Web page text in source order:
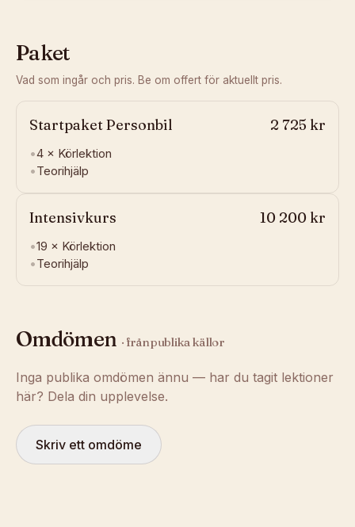
Paket
Vad som ingår och pris. Be om offert för aktuellt pris.
Startpaket Personbil 2 725 kr
•4 × Körlektion
•Teorihjälp
Intensivkurs 10 200 kr
•19 × Körlektion
•Teorihjälp
Omdömen · från publika källor
Inga publika omdömen ännu — har du tagit lektioner
här? Dela din upplevelse.
Skriv ett omdöme